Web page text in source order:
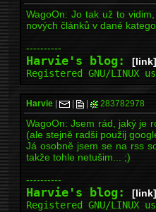
WagoOn: Jo tak už to
nových článků v dané
----------
Harvie's blog:
[link]
Registered GNU/LINUX
Harvie 283782978
WagoOn: Jsem rád, jaký je
(ale stejně radši použij
Já osobně jsem se na rss
takže tohle netušim... ;)
----------
Harvie's blog:
[link]
Registered GNU/LINUX